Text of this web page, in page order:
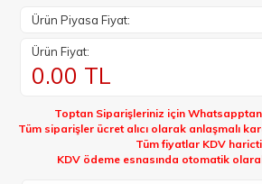
Ürün Piyasa Fiyat:
Ürün Fiyat:
0.00 TL
Toptan Siparişleriniz için Whatsapptan
Tüm siparişler ücret alıcı olarak anlaşmalı
Tüm fiyatlar KDV
KDV ödeme esnasında otomatik